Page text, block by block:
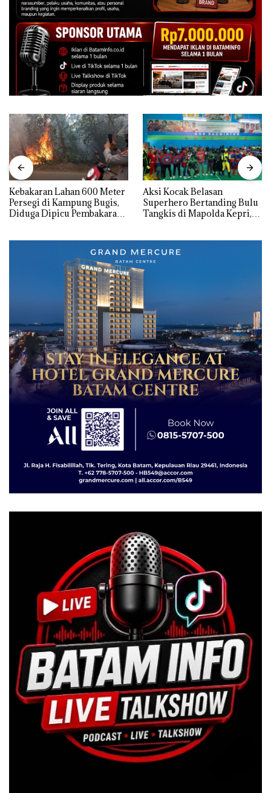
Kebakaran Lahan 600 Meter
Persegi di Kampung Bugis,
Diduga Dipicu Pembakaran
Aksi Kocak Belasan
Superhero Bertanding Bulu
Tangkis di Mapolda Kepri,